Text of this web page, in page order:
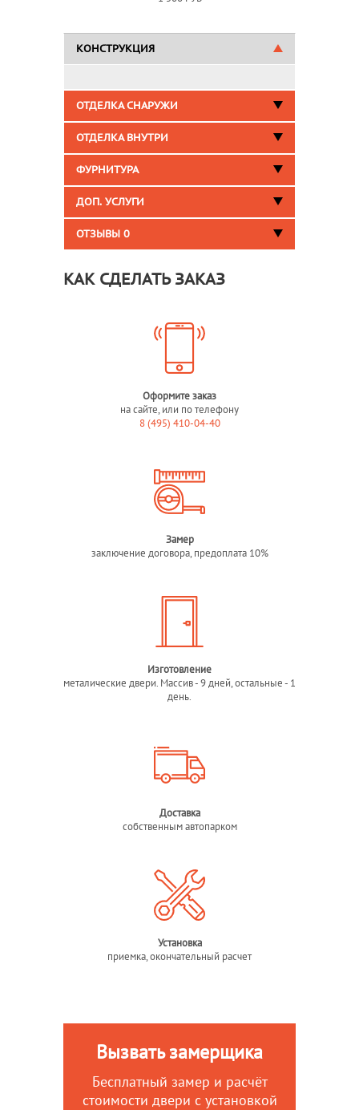
КОНСТРУКЦИЯ
ОТДЕЛКА СНАРУЖИ
ОТДЕЛКА ВНУТРИ
ФУРНИТУРА
ДОП. УСЛУГИ
ОТЗЫВЫ 0
КАК СДЕЛАТЬ ЗАКАЗ
Оформите заказ
на сайте, или по телефону
8 (495) 410-04-40
Замер
заключение договора, предоплата 10%
Изготовление
металические двери. Массив - 9 дней, остальные - 1
день.
Доставка
собственным автопарком
Установка
приемка, окончательный расчет
Вызвать замерщика
Бесплатный замер и расчёт
стоимости двери с установкой